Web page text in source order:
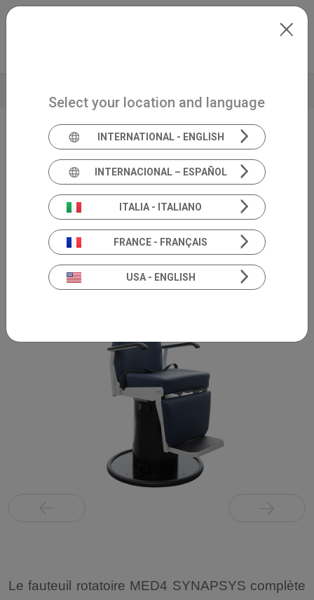
Skip to main content
Fauteuil rotatoire
SYNAPSYS
MED4
Le fauteuil rotatoire MED4 SYNAPSYS complète
Select your location and language
INTERNATIONAL - ENGLISH
INTERNACIONAL – ESPAÑOL
ITALIA - ITALIANO
FRANCE - FRANÇAIS
USA - ENGLISH